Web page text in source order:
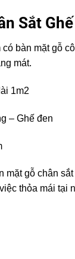
Sắt
bàn mặt gỗ
mát.
1m2
– Ghế đen
mặt gỗ chân
thỏa mái tại